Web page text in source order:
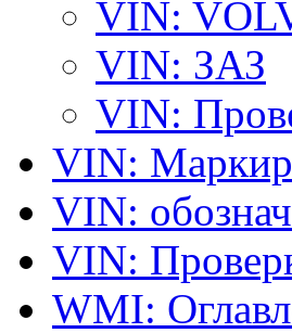
VIN:
VIN: ЗАЗ
VIN:
VIN:
VIN:
VIN:
WMI: